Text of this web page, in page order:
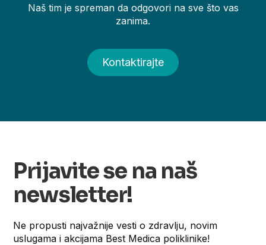
Naš tim je spreman da odgovori na sve što vas
zanima.
Kontaktirajte
Prijavite se na naš
newsletter!
Ne propusti najvažnije vesti o zdravlju, novim
uslugama i akcijama Best Medica poliklinike!